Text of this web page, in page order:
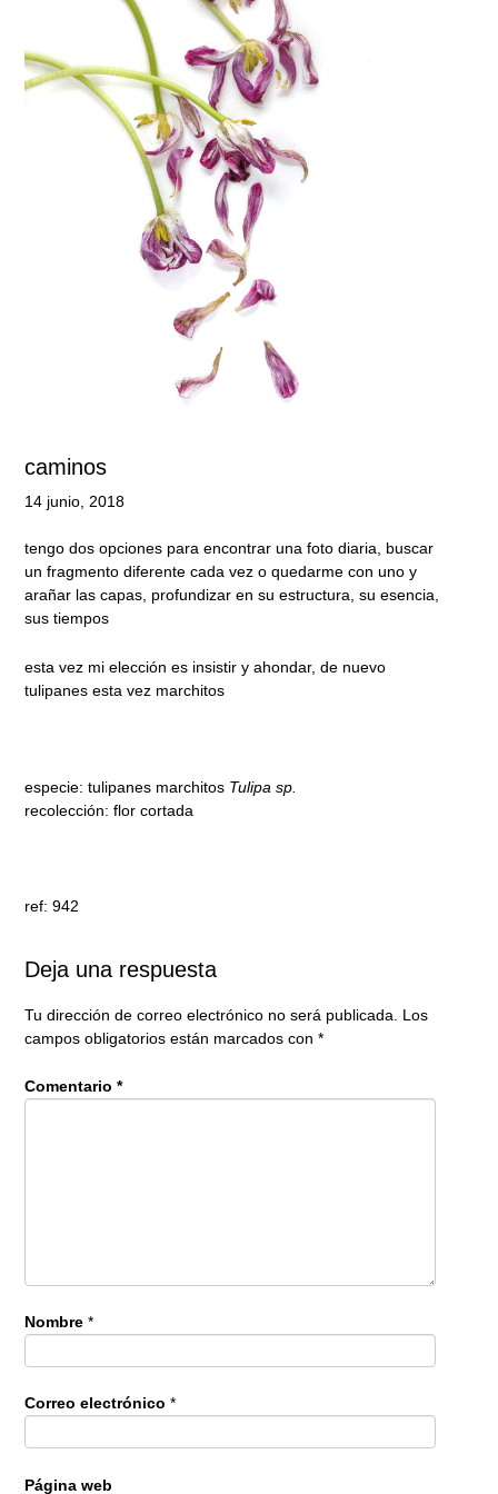
caminos
14 junio, 2018
tengo dos opciones para encontrar una foto diaria, buscar
un fragmento diferente cada vez o quedarme con uno y
arañar las capas, profundizar en su estructura, su esencia,
sus tiempos
esta vez mi elección es insistir y ahondar, de nuevo
tulipanes esta vez marchitos
especie: tulipanes marchitos Tulipa sp.
recolección: flor cortada
ref: 942
Deja una respuesta
Tu dirección de correo electrónico no será publicada.
Los
campos obligatorios están marcados con *
Comentario *
Nombre *
Correo electrónico *
Página web